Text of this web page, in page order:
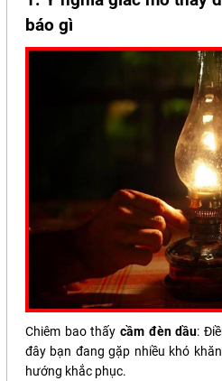
báo gì
Chiêm bao thấy cầm đèn dầu:
đây bạn đang gặp nhiều khó
hướng khắc phục.